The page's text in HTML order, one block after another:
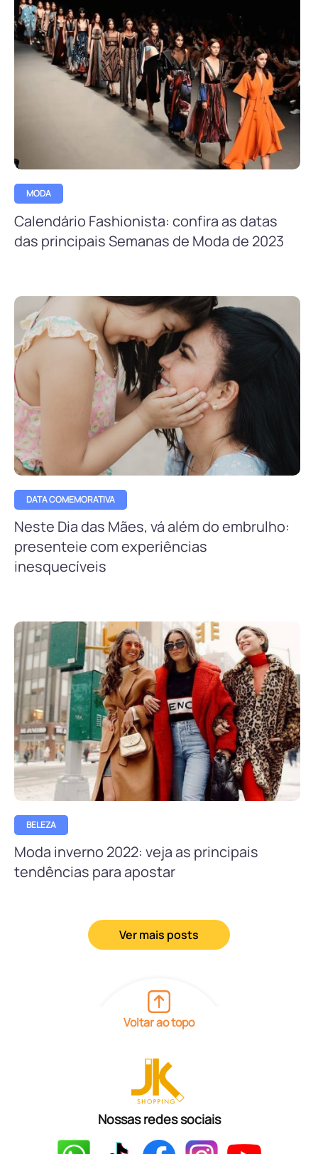
MODA
Calendário Fashionista: confira as datas
das principais Semanas de Moda de 2023
DATA COMEMORATIVA
Neste Dia das Mães, vá além do embrulho:
presenteie com experiências
inesquecíveis
BELEZA
Moda inverno 2022: veja as principais
tendências para apostar
Ver mais posts
Voltar ao topo
Nossas redes sociais